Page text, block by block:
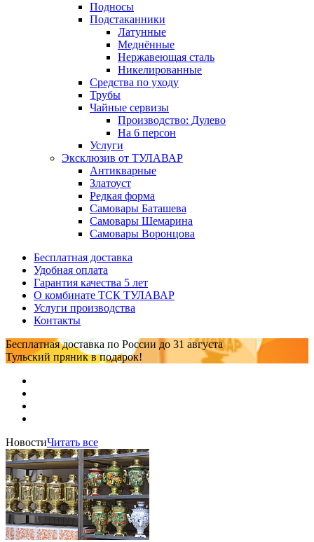
Подносы
Подстаканники
Латунные
Меднённые
Нержавеющая сталь
Никелированные
Средства по уходу
Трубы
Чайные сервизы
Производство: Дулево
На 6 персон
Услуги
Эксклюзив от ТУЛАВАР
Антикварные
Златоуст
Редкая форма
Самовары Баташева
Самовары Шемарина
Самовары Воронцова
Бесплатная доставка
Удобная оплата
Гарантия качества 5 лет
О комбинате ТСК ТУЛАВАР
Услуги производства
Контакты
Бесплатная доставка по России до 31 августа
Тульский пряник в подарок!
НовостиЧитать все